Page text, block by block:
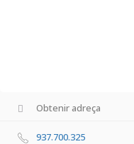
Obtenir adreça
937.700.325